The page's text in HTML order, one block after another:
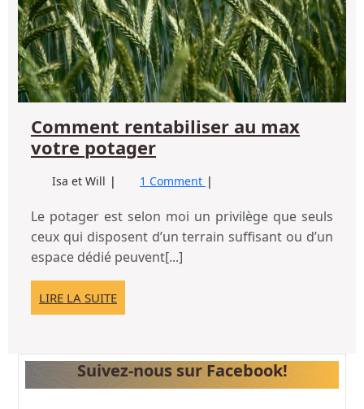
Comment rentabiliser au max
votre potagerComment
au
max
votre
potager
Isa et Will Comment
au
max
votre
potager
1 Comment
Le potager est selon moi un privilège que seuls
ceux qui disposent d’un terrain suffisant ou d’un
espace dédié peuvent[...]
LIRE LA SUITELIRE
LA
Suivez-nous sur Facebook!